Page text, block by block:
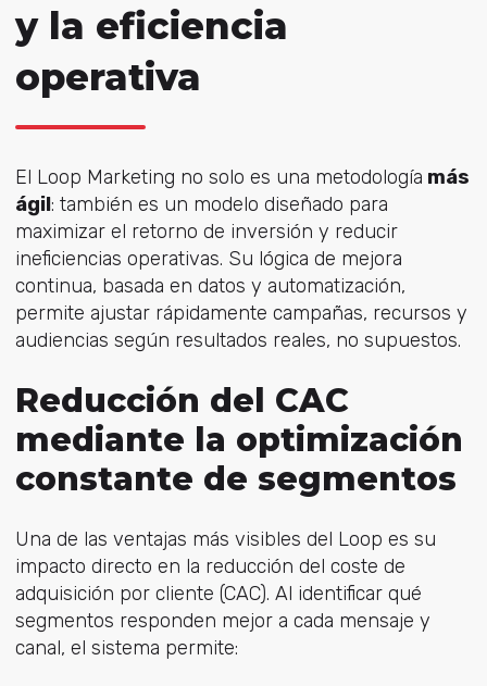
y la eficiencia
operativa
El Loop Marketing no solo es una metodología más
ágil: también es un modelo diseñado para
maximizar el retorno de inversión y reducir
ineficiencias operativas. Su lógica de mejora
continua, basada en datos y automatización,
permite ajustar rápidamente campañas, recursos y
audiencias según resultados reales, no supuestos.
Reducción del CAC
mediante la optimización
constante de segmentos
Una de las ventajas más visibles del Loop es su
impacto directo en la reducción del coste de
adquisición por cliente (CAC). Al identificar qué
segmentos responden mejor a cada mensaje y
canal, el sistema permite: